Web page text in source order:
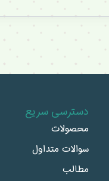
دسترسی سریع
محصولات
سوالات متداول
مطالب